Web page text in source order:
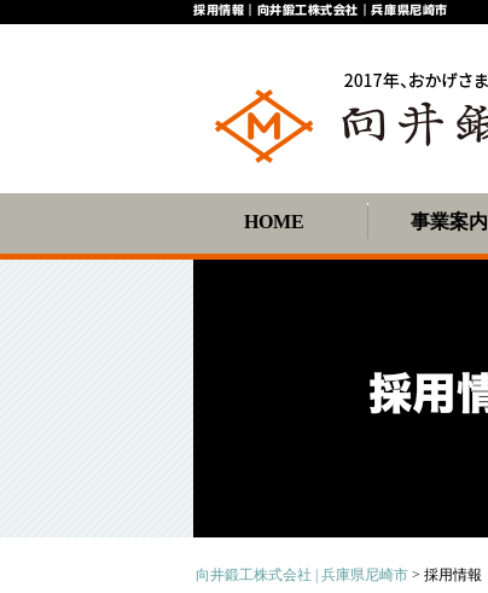
採用情報｜向井鍛工株式会社｜兵庫県尼崎市
HOME 事業案内
向井鍛工株式会社 | 兵庫県尼崎市 > 採用情報